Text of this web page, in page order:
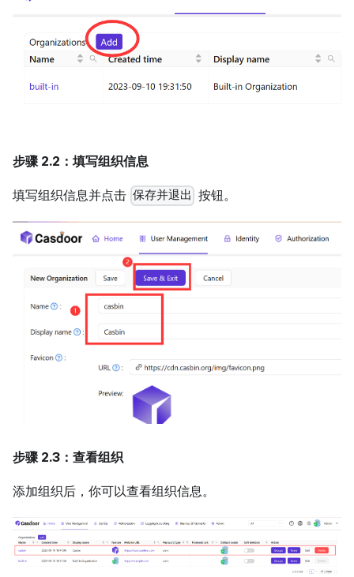
步骤 2.2：填写组织信息
填写组织信息并点击 保存并退出 按钮。
步骤 2.3：查看组织
添加组织后，你可以查看组织信息。